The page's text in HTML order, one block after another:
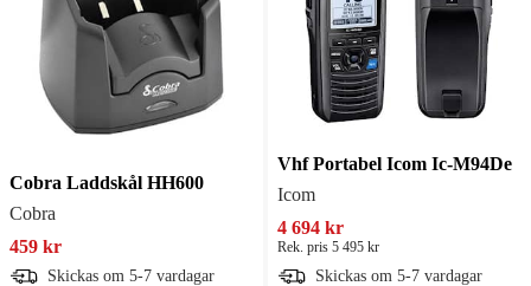
Cobra Laddskål HH600
Cobra
459 kr
Skickas om 5-7 vardagar
Vhf Portabel Icom Ic-M94De
Icom
4 694 kr
Rek. pris 5 495 kr
Skickas om 5-7 vardagar